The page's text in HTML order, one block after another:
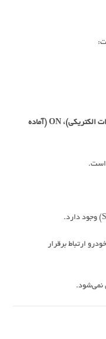
قفل، ACC (تجهیزات الکتریکی)، ON (آماده
است.
دارای تراشه RFID ضدسرقت است که با ECU خودرو ارتباط برقرار
نمی‌شود.